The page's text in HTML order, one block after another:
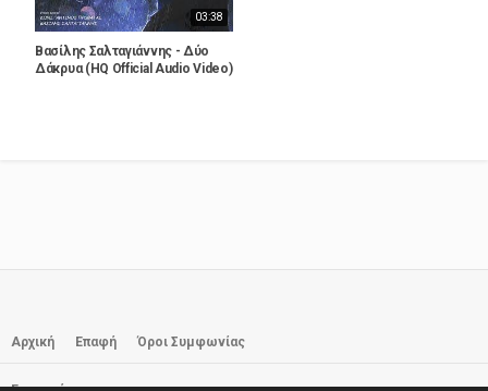
03:38
Βασίλης Σαλταγιάννης - Δύο
Δάκρυα (HQ Official Audio Video)
Αρχική Επαφή Όροι Συμφωνίας